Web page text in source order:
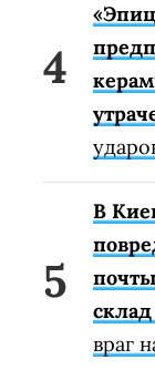
В
враг